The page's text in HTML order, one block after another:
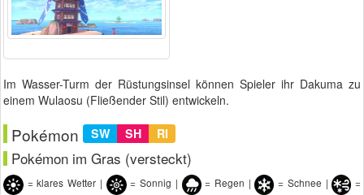
Im Wasser-Turm der Rüstungsinsel können Spieler ihr Dakuma zu
einem Wulaosu (Fließender Stil) entwickeln.
Pokémon SW SH RI
Pokémon im Gras (versteckt)
= klares Wetter | = Sonnig | = Regen | = Schnee |
=